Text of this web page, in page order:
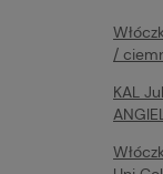
/
KAL